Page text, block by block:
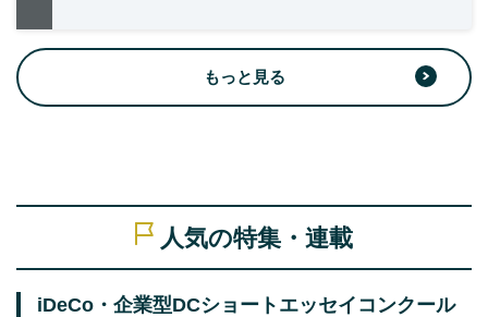
もっと見る
人気の特集・連載
iDeCo・企業型DCショートエッセイコンクール